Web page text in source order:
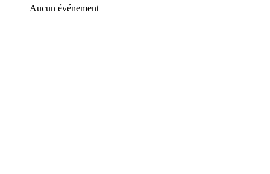
Aucun événement